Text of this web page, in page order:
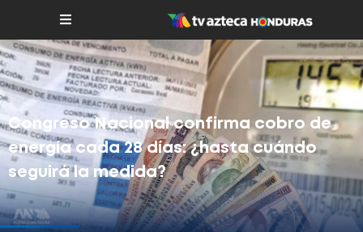
Congreso Nacional confirma cobro de
energía cada 28 días: ¿hasta cuándo
seguirá la medida?